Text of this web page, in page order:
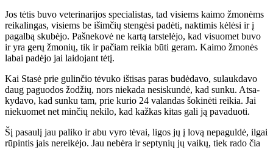
Jos tė­tis bu­vo ve­te­ri­na­ri­jos spe­cia­lis­tas, tad vi­siems kai­mo žmo­nėms
rei­ka­lin­gas, vi­siems be iš­im­čių sten­gė­si pa­dė­ti, nak­ti­mis kė­lė­si ir į
pa­gal­bą sku­bė­jo. Pa­šne­ko­vė ne kar­tą tars­te­lė­jo, kad vi­suo­met bu­vo
ir yra ge­rų žmo­nių, tik ir pa­čiam rei­kia bū­ti ge­ram. Kai­mo žmo­nės
la­bai pa­dė­jo jai lai­do­jant tė­tį.
Kai Sta­sė prie gu­lin­čio tė­vu­ko iš­ti­sas pa­ras bu­dė­da­vo, su­lauk­da­vo
daug pa­guo­dos žo­džių, nors nie­ka­da ne­si­skun­dė, kad sun­ku. At­sa­
ky­da­vo, kad sun­ku tam, prie ku­rio 24 va­lan­das šo­ki­nė­ti rei­kia. Jai
nie­kuo­met net min­čių ne­ki­lo, kad kaž­kas ki­tas ga­li ją pa­va­duo­ti.
Šį pa­sau­lį jau pa­li­ko ir abu vy­ro tė­vai, li­gos jų į lo­vą ne­pa­gul­dė, il­gai
rū­pin­tis jais ne­rei­kė­jo. Jau ne­bė­ra ir sep­ty­nių jų vai­kų, tiek ra­do čia